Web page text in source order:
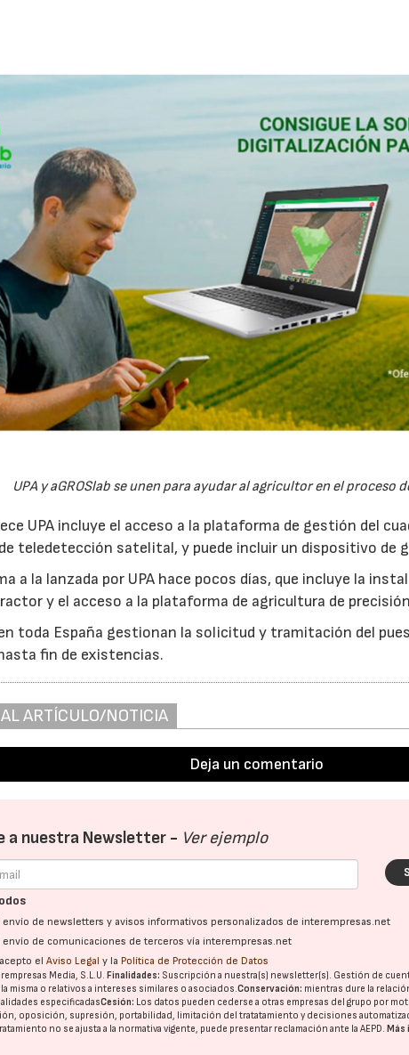
UPA y aGROSlab se unen para ayudar al agricultor en el proceso
UPA incluye el acceso a la plataforma de gestión del
teledetección satelital, y puede incluir un dispositivo de
a la lanzada por UPA hace pocos días, que incluye la
y el acceso a la plataforma de agricultura de
en toda España gestionan la solicitud y tramitación del
fin de existencias.
ARTÍCULO/NOTICIA
Deja un comentario
a nuestra Newsletter - Ver ejemplo
envío de newsletters y avisos informativos personalizados de interempresas.net
envío de comunicaciones de terceros vía interempresas.net
elAviso Legal y la Política de Protección de Datos
Media, S.L.U. Finalidades: Suscripción a nuestra(s) newsletter(s). Gestión de
misma o relativos a intereses similares o asociados.Conservación: mientras dure la
especificadasCesión: Los datos pueden cederse a otras empresas del grupo por
oposición, supresión, portabilidad, limitación del tratatamiento y decisiones
no se ajusta a la normativa vigente, puede presentar reclamación ante laAEPD.